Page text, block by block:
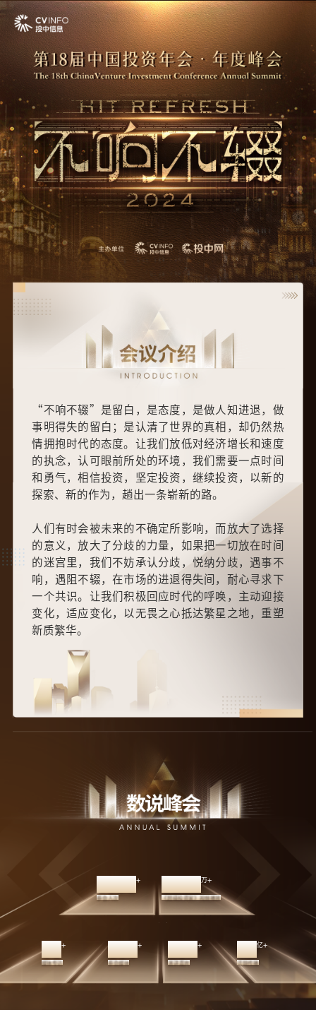
“不响不辍”是留白，是态度，是做人知进退，做
事明得失的留白；是认清了世界的真相，却仍然热
情拥抱时代的态度。让我们放低对经济增长和速度
的执念，认可眼前所处的环境，我们需要一点时间
和勇气，相信投资，坚定投资，继续投资，以新的
探索、新的作为，趟出一条崭新的路。
人们有时会被未来的不确定所影响，而放大了选择
的意义，放大了分歧的力量，如果把一切放在时间
的迷宫里，我们不妨承认分歧，悦纳分歧，遇事不
响，遇阻不辍，在市场的进退得失间，耐心寻求下
一个共识。让我们积极回应时代的呼唤，主动迎接
变化，适应变化，以无畏之心抵达繁星之地，重塑
新质繁华。
50
50+
媒体专访
50
50亿+
话题传播
100
100+
参会媒体
5000
5000+
参会人次
200
200+
演讲嘉宾
1200
1200万+
《超级投资家》视频播放